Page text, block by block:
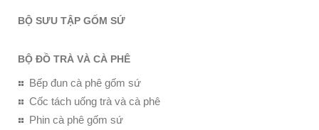
BỘ SƯU TẬP GỐM SỨ
BỘ ĐỒ TRÀ VÀ CÀ PHÊ
Bếp đun cà phê gốm sứ
Cốc tách uống trà và cà phê
Phin cà phê gốm sứ